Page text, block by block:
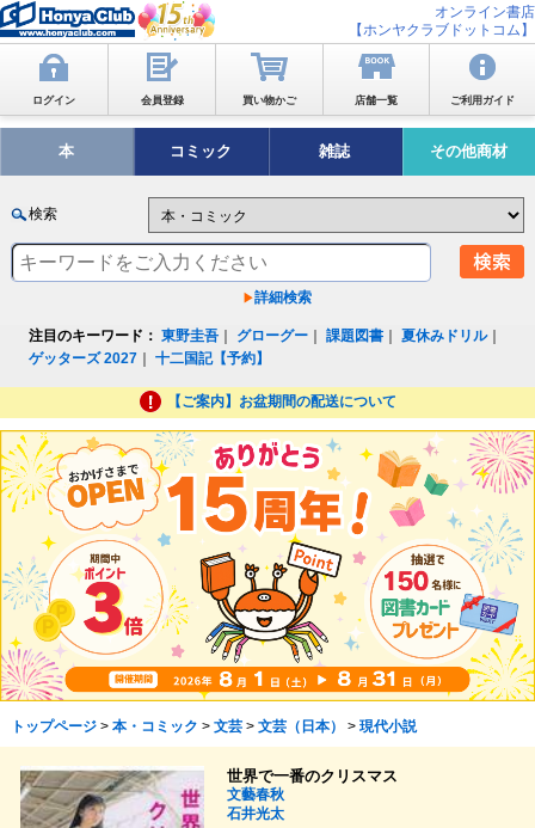
オンライン書店
【ホンヤクラブドットコム】
ログイン 会員登録 買い物かご 店舗一覧 ご利用ガイド
本 コミック 雑誌 その他商材
検索
詳細検索
注目のキーワード： 東野圭吾 グローグー ｜課題図書 ｜夏休みドリル｜
ゲッターズ 2027 ｜十二国記【予約】
【ご案内】お盆期間の配送について
トップページ> 本・コミック > 文芸> 文芸（日本） > 現代小説
世界で一番のクリスマス
文藝春秋
石井光太